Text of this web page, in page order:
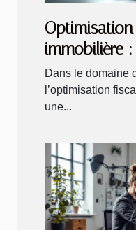
immobilière
bénéfices
Dans le domaine
l’optimisation
une...